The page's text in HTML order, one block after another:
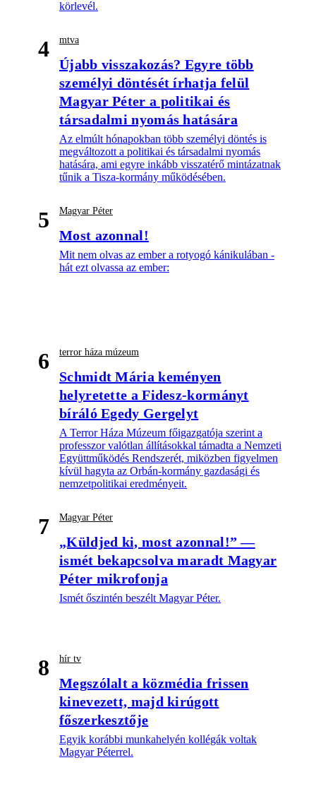
körlevél.
4 mtva
Újabb visszakozás? Egyre több
személyi döntését írhatja felül
Magyar Péter a politikai és
társadalmi nyomás hatására
Az elmúlt hónapokban több személyi döntés is
megváltozott a politikai és társadalmi nyomás
hatására, ami egyre inkább visszatérő mintázatnak
tűnik a Tisza-kormány működésében.
5 Magyar Péter
Most azonnal!
Mit nem olvas az ember a rotyogó kánikulában -
hát ezt olvassa az ember:
6 terror háza múzeum
Schmidt Mária keményen
helyretette a Fidesz-kormányt
bíráló Egedy Gergelyt
A Terror Háza Múzeum főigazgatója szerint a
professzor valótlan állításokkal támadta a Nemzeti
Együttműködés Rendszerét, miközben figyelmen
kívül hagyta az Orbán-kormány gazdasági és
nemzetpolitikai eredményeit.
7 Magyar Péter
„Küldjed ki, most azonnal!” —
ismét bekapcsolva maradt Magyar
Péter mikrofonja
Ismét őszintén beszélt Magyar Péter.
8 hír tv
Megszólalt a közmédia frissen
kinevezett, majd kirúgott
főszerkesztője
Egyik korábbi munkahelyén kollégák voltak
Magyar Péterrel.